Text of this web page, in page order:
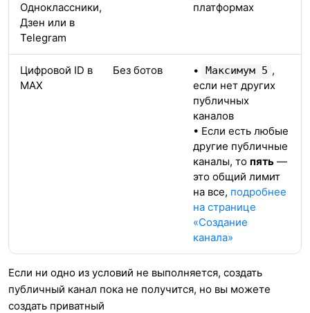
Одноклассники,
Дзен или в
Telegram
платформах
Цифровой ID в
МАХ
Без ботов • Максимум 5 ,
если нет других
публичных
каналов
• Если есть любые
другие публичные
каналы, то пять —
это общий лимит
на все, подробнее
на странице
«Создание
канала»
Если ни одно из условий не выполняется, создать
публичный канал пока не получится, но вы можете
создать приватный